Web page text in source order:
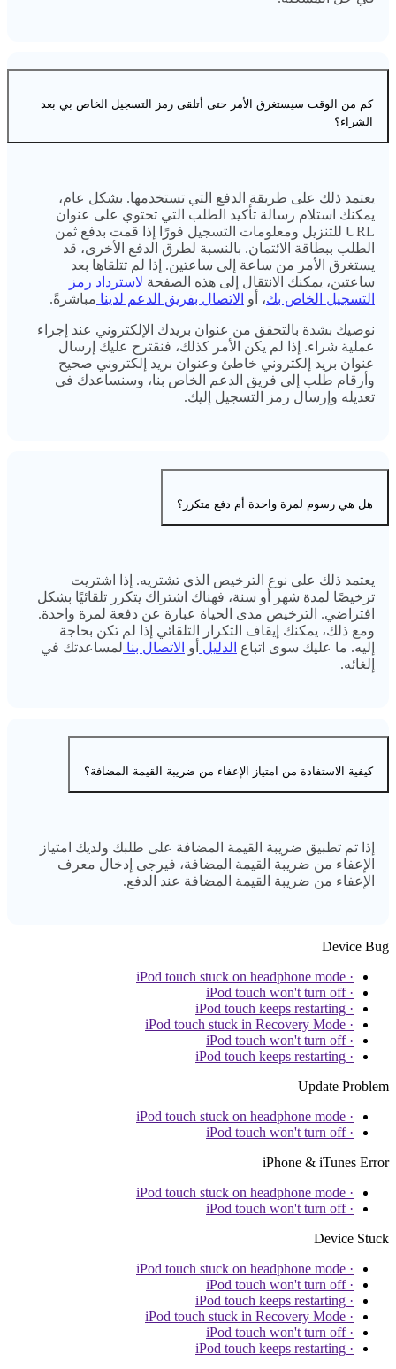
كم من الوقت سيستغرق الأمر حتى أتلقى رمز التسجيل الخاص بي بعد
الشراء؟
يعتمد ذلك على طريقة الدفع التي تستخدمها. بشكل عام،
يمكنك استلام رسالة تأكيد الطلب التي تحتوي على عنوان
URL للتنزيل ومعلومات التسجيل فورًا إذا قمت بدفع ثمن
الطلب ببطاقة الائتمان. بالنسبة لطرق الدفع الأخرى، قد
يستغرق الأمر من ساعة إلى ساعتين. إذا لم تتلقاها بعد
ساعتين، يمكنك الانتقال إلى هذه الصفحة لاسترداد رمز
التسجيل الخاص بك، أو الاتصال بفريق الدعم لدينا مباشرةً.
نوصيك بشدة بالتحقق من عنوان بريدك الإلكتروني عند إجراء
عملية شراء. إذا لم يكن الأمر كذلك، فنقترح عليك إرسال
عنوان بريد إلكتروني خاطئ وعنوان بريد إلكتروني صحيح
وأرقام طلب إلى فريق الدعم الخاص بنا، وسنساعدك في
تعديله وإرسال رمز التسجيل إليك.
هل هي رسوم لمرة واحدة أم دفع متكرر؟
يعتمد ذلك على نوع الترخيص الذي تشتريه. إذا اشتريت
ترخيصًا لمدة شهر أو سنة، فهناك اشتراك يتكرر تلقائيًا بشكل
افتراضي. الترخيص مدى الحياة عبارة عن دفعة لمرة واحدة.
ومع ذلك، يمكنك إيقاف التكرار التلقائي إذا لم تكن بحاجة
إليه. ما عليك سوى اتباع الدليل أو الاتصال بنا لمساعدتك في
إلغائه.
كيفية الاستفادة من امتياز الإعفاء من ضريبة القيمة المضافة؟
إذا تم تطبيق ضريبة القيمة المضافة على طلبك ولديك امتياز
الإعفاء من ضريبة القيمة المضافة، فيرجى إدخال معرف
الإعفاء من ضريبة القيمة المضافة عند الدفع.
Device Bug
· iPod touch stuck on headphone mode
· iPod touch won't turn off
· iPod touch keeps restarting
· iPod touch stuck in Recovery Mode
· iPod touch won't turn off
· iPod touch keeps restarting
Update Problem
· iPod touch stuck on headphone mode
· iPod touch won't turn off
iPhone & iTunes Error
· iPod touch stuck on headphone mode
· iPod touch won't turn off
Device Stuck
· iPod touch stuck on headphone mode
· iPod touch won't turn off
· iPod touch keeps restarting
· iPod touch stuck in Recovery Mode
· iPod touch won't turn off
· iPod touch keeps restarting